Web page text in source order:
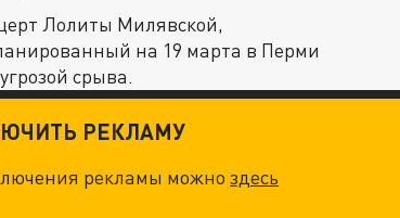
Лолиты Милявской,
на 19 марта в Перми
срыва.
РЕКЛАМУ
рекламы можноздесь